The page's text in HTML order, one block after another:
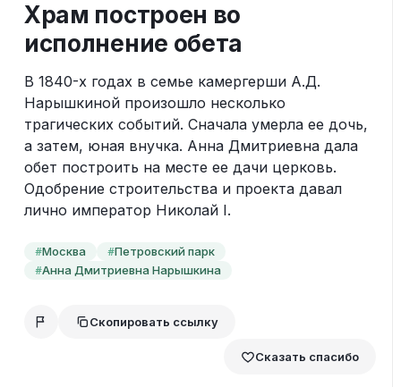
Храм построен во
исполнение обета
В 1840-х годах в семье камергерши А.Д.
Нарышкиной произошло несколько
трагических событий. Сначала умерла ее дочь,
а затем, юная внучка. Анна Дмитриевна дала
обет построить на месте ее дачи церковь.
Одобрение строительства и проекта давал
лично император Николай I.
#Москва #Петровский парк
#Анна Дмитриевна Нарышкина
Скопировать ссылку
Сказать спасибо